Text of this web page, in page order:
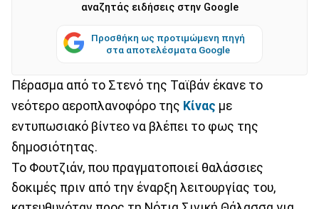
αναζητάς ειδήσεις στην Google
Προσθήκη ως προτιμώμενη πηγή
στα αποτελέσματα Google
Πέρασμα από τo Στενό της Ταϊβάν έκανε το
νεότερο αεροπλανοφόρο της Κίνας με
εντυπωσιακό βίντεο να βλέπει το φως της
δημοσιότητας.
Το Φουτζιάν, που πραγματοποιεί θαλάσσιες
δοκιμές πριν από την έναρξη λειτουργίας του,